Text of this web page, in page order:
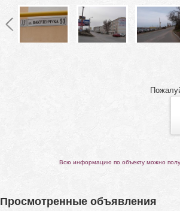
Всю информацию по объекту можно
Просмотренные объявления